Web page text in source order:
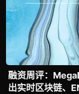
融资周评：
出实时区块链、